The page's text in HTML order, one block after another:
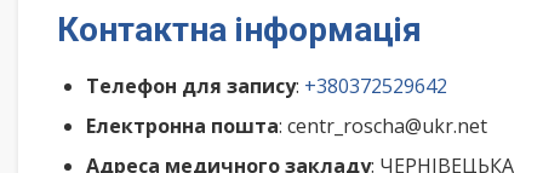
Контактна інформація
Телефон для запису: +380372529642
Електронна пошта: centr_roscha@ukr.net
Адреса медичного закладу: ЧЕРНІВЕЦЬКА